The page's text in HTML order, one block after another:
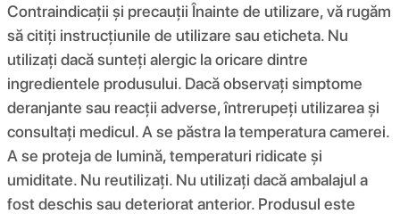
Contraindicații și precauții Înainte de utilizare, vă rugăm
să citiți instrucțiunile de utilizare sau eticheta. Nu
utilizați dacă sunteți alergic la oricare dintre
ingredientele produsului. Dacă observați simptome
deranjante sau reacții adverse, întrerupeți utilizarea și
consultați medicul. A se păstra la temperatura camerei.
A se proteja de lumină, temperaturi ridicate și
umiditate. Nu reutilizați. Nu utilizați dacă ambalajul a
fost deschis sau deteriorat anterior. Produsul este